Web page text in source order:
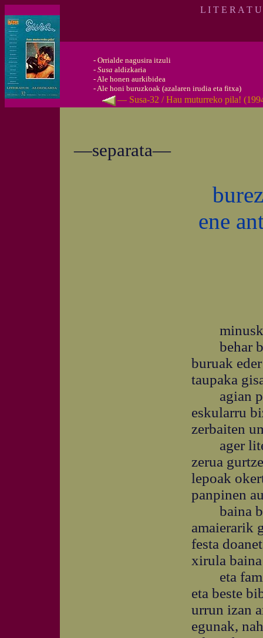
L I T E R A T
- Orrialde nagusira itzuli
- Susa aldizkaria
-Ale honen aurkibidea
-Ale honi buruzkoak (azalaren irudia eta fitxa)
— Susa-32 / Hau muturreko pila!
—separata—
ene
behar
buruak
taupaka
agian
eskularru
zerbaiten
ager
zerua
lepoak
panpinen
baina
amaierarik
festa
xirula
eta
eta beste
urrun izan
egunak,